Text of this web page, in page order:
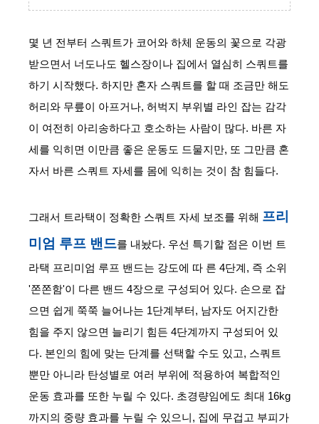
몇 년 전부터 스쿼트가 코어와 하체 운동의 꽃으로 각광
받으면서 너도나도 헬스장이나 집에서 열심히 스쿼트를
하기 시작했다. 하지만 혼자 스쿼트를 할 때 조금만 해도
허리와 무릎이 아프거나, 허벅지 부위별 라인 잡는 감각
이 여전히 아리송하다고 호소하는 사람이 많다. 바른 자
세를 익히면 이만큼 좋은 운동도 드물지만, 또 그만큼 혼
자서 바른 스쿼트 자세를 몸에 익히는 것이 참 힘들다.
그래서 트라택이 정확한 스쿼트 자세 보조를 위해 프리
미엄 루프 밴드를 내놨다. 우선 특기할 점은 이번 트
라택 프리미엄 루프 밴드는 강도에 따 른 4단계, 즉 소위
'쫀쫀함'이 다른 밴드 4장으로 구성되어 있다. 손으로 잡
으면 쉽게 쭉쭉 늘어나는 1단계부터, 남자도 어지간한
힘을 주지 않으면 늘리기 힘든 4단계까지 구성되어 있
다. 본인의 힘에 맞는 단계를 선택할 수도 있고, 스쿼트
뿐만 아니라 탄성별로 여러 부위에 적용하여 복합적인
운동 효과를 또한 누릴 수 있다. 초경량임에도 최대 16kg
까지의 중량 효과를 누릴 수 있으니, 집에 무겁고 부피가